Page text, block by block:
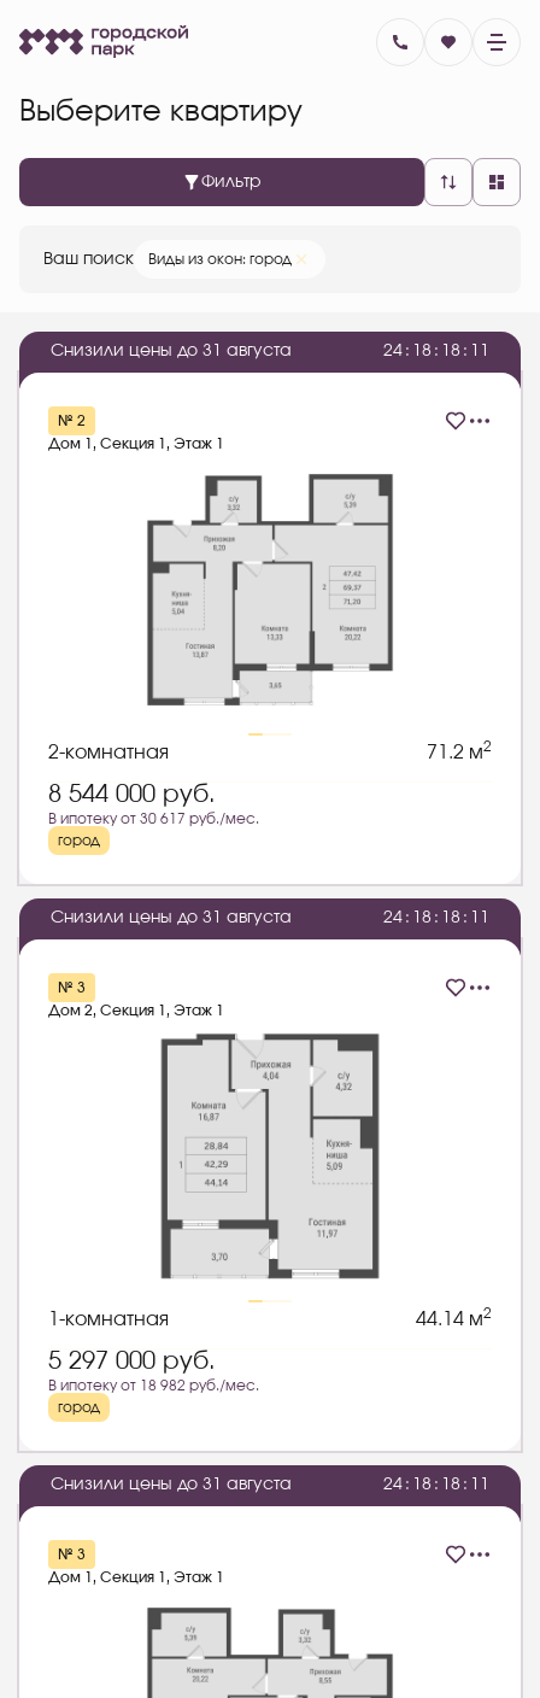
Выберите квартиру
Фильтр
Ваш поиск Виды из окон: город
Снизили цены до 31 августа 24 : 8 : 8 :
№ 2
Дом 1, Секция 1, Этаж 1
2-комнатная 71.2 м2
8 544 000 руб.
В ипотеку от 30 617 руб./мес.
город
Снизили цены до 31 августа 24 : 8 : 8 :
№ 3
Дом 2, Секция 1, Этаж 1
1-комнатная 44.14 м2
5 297 000 руб.
В ипотеку от 18 982 руб./мес.
город
Снизили цены до 31 августа 24 : 8 : 8 :
№ 3
Дом 1, Секция 1, Этаж 1